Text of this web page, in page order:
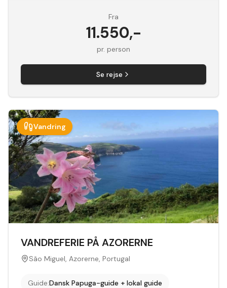
Fra
11.550,-
pr. person
Se rejse
Vandring
VANDREFERIE PÅ AZORERNE
São Miguel, Azorerne, Portugal
Guide:Dansk Papuga-guide + lokal guide